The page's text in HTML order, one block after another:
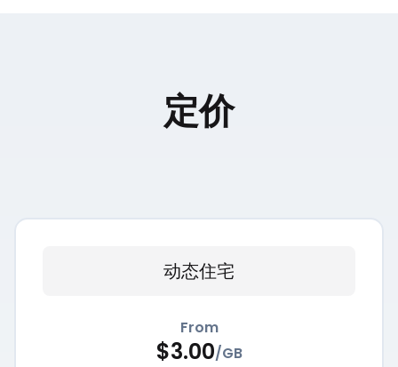
定价
动态住宅
From
$3.00/GB